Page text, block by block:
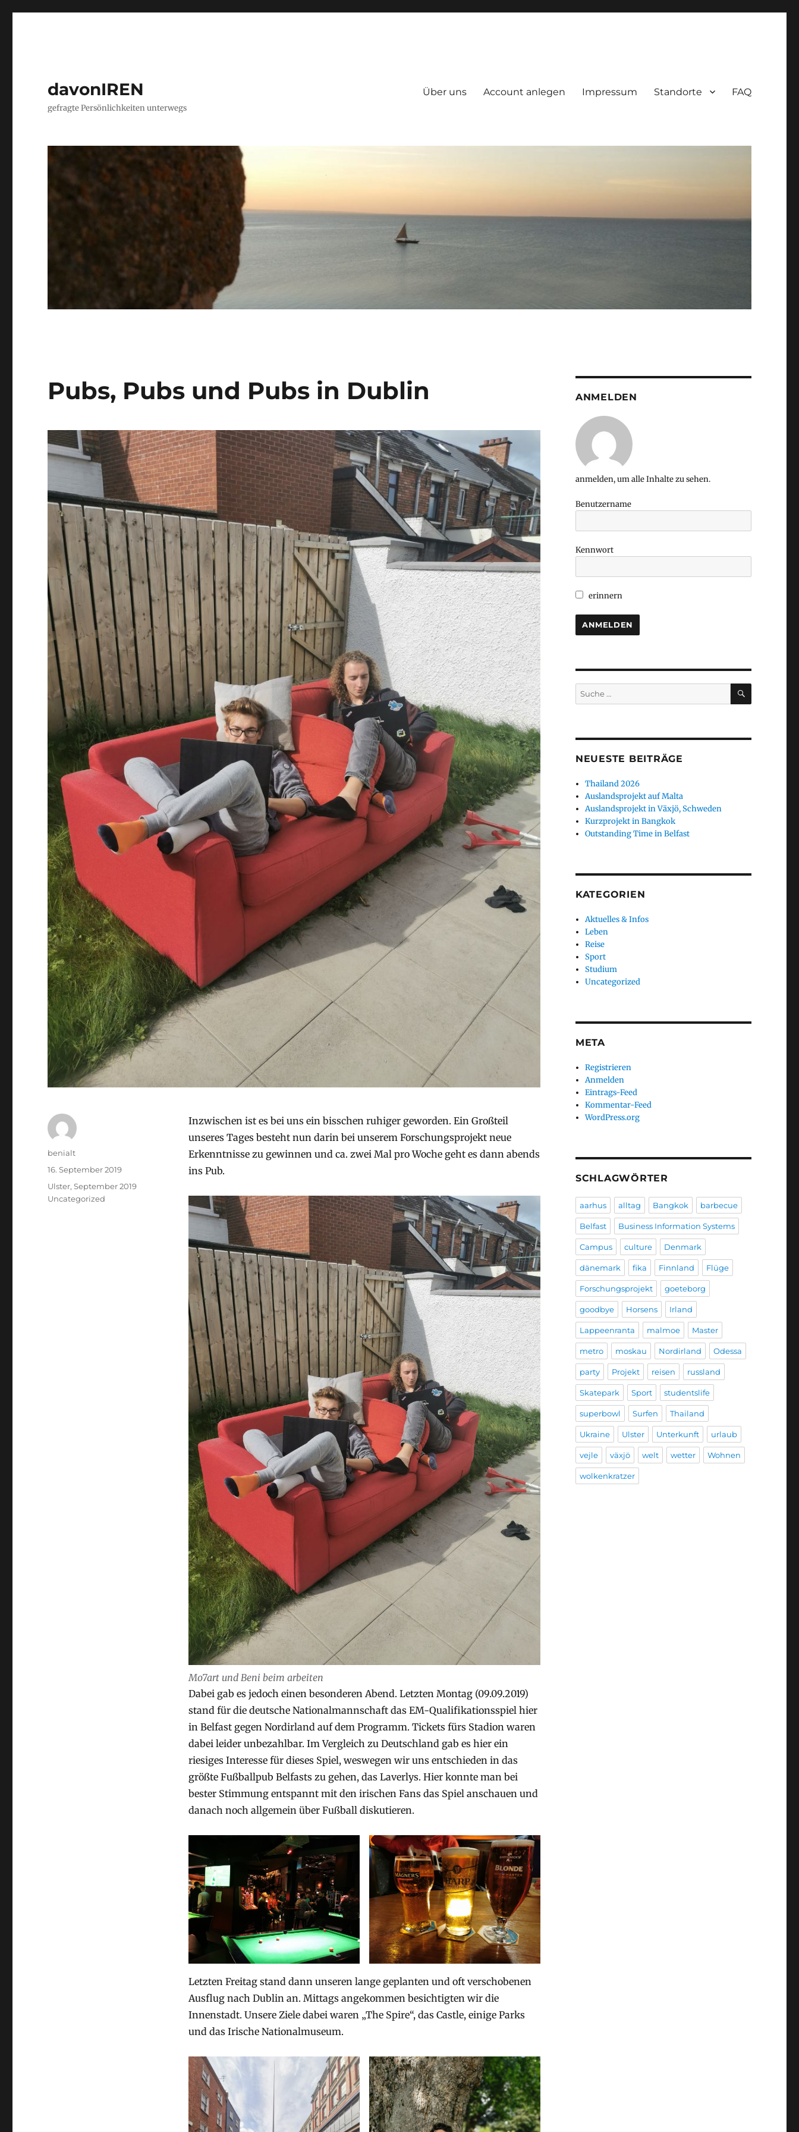
davonIREN
gefragte Persönlichkeiten unterwegs
Über uns Account anlegen Impressum Standorte FAQ
Pubs, Pubs und Pubs in Dublin
Inzwischen ist es bei uns ein bisschen ruhiger geworden. Ein Großteil
unseres Tages besteht nun darin bei unserem Forschungsprojekt neue
Erkenntnisse zu gewinnen und ca. zwei Mal pro Woche geht es dann abends
ins Pub.
Mo7art und Beni beim arbeiten
Dabei gab es jedoch einen besonderen Abend. Letzten Montag (09.09.2019)
stand für die deutsche Nationalmannschaft das EM-Qualifikationsspiel hier
in Belfast gegen Nordirland auf dem Programm. Tickets fürs Stadion waren
dabei leider unbezahlbar. Im Vergleich zu Deutschland gab es hier ein
riesiges Interesse für dieses Spiel, weswegen wir uns entschieden in das
größte Fußballpub Belfasts zu gehen, das Laverlys. Hier konnte man bei
bester Stimmung entspannt mit den irischen Fans das Spiel anschauen und
danach noch allgemein über Fußball diskutieren.
Letzten Freitag stand dann unseren lange geplanten und oft verschobenen
Ausflug nach Dublin an. Mittags angekommen besichtigten wir die
Innenstadt. Unsere Ziele dabei waren „The Spire“, das Castle, einige Parks
und das Irische Nationalmuseum.
Autor
benialt
Veröffentlicht
am
16. September 2019
Stay
Ulster, September 2019
Kategorien
Uncategorized
ANMELDEN
anmelden, um alle Inhalte zu sehen.
Benutzername
Kennwort
erinnern
Suche
nach:
SUCHEN
NEUESTE BEITRÄGE
Thailand 2026
Auslandsprojekt auf Malta
Auslandsprojekt in Växjö, Schweden
Kurzprojekt in Bangkok
Outstanding Time in Belfast
KATEGORIEN
Aktuelles & Infos
Leben
Reise
Sport
Studium
Uncategorized
META
Registrieren
Anmelden
Eintrags-Feed
Kommentar-Feed
WordPress.org
SCHLAGWÖRTER
aarhus alltag Bangkok barbecue
Belfast Business Information Systems
Campus culture Denmark
dänemark fika Finnland Flüge
Forschungsprojekt goeteborg
goodbye Horsens Irland
Lappeenranta malmoe Master
metro moskau Nordirland Odessa
party Projekt reisen russland
Skatepark Sport studentslife
superbowl Surfen Thailand
Ukraine Ulster Unterkunft urlaub
vejle växjö welt wetter Wohnen
wolkenkratzer